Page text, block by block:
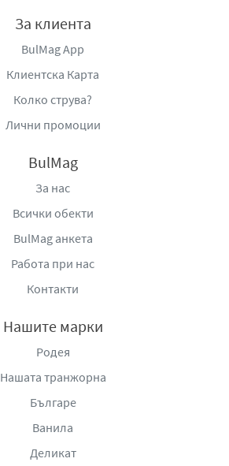
За клиента
BulMag App
Клиентска Карта
Колко струва?
Лични промоции
BulMag
За нас
Всички обекти
BulMag анкета
Работа при нас
Контакти
Нашите марки
Родея
Нашата транжорна
Българе
Ванила
Деликат